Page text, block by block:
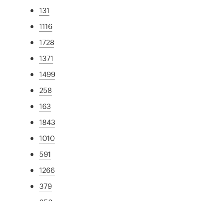
131
1116
1728
1371
1499
258
163
1843
1010
591
1266
379